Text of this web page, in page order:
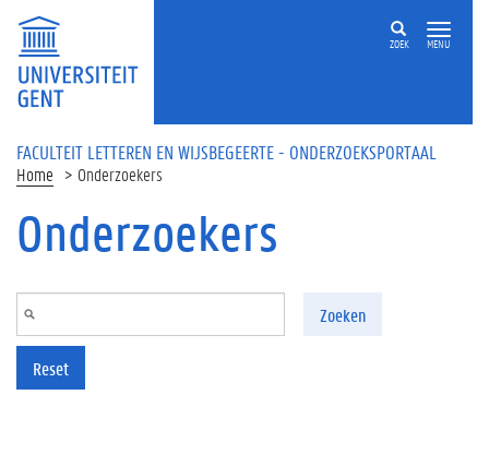
Overslaan en naar de inhoud gaan
ZOEK MENU
FACULTEIT LETTEREN EN WIJSBEGEERTE - ONDERZOEKSPORTAAL
Home Onderzoekers
Onderzoekers
Zoeken
Reset